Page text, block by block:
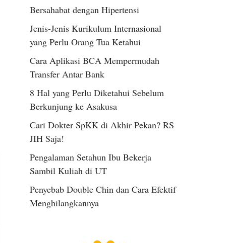
Bersahabat dengan Hipertensi
Jenis-Jenis Kurikulum Internasional
yang Perlu Orang Tua Ketahui
Cara Aplikasi BCA Mempermudah
Transfer Antar Bank
8 Hal yang Perlu Diketahui Sebelum
Berkunjung ke Asakusa
Cari Dokter SpKK di Akhir Pekan? RS
JIH Saja!
Pengalaman Setahun Ibu Bekerja
Sambil Kuliah di UT
Penyebab Double Chin dan Cara Efektif
Menghilangkannya